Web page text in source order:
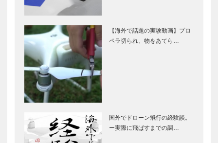
【海外で話題の実験動画】プロ
ペラ切られ、物をあてら…
国外でドローン飛行の経験談。
ー実際に飛ばすまでの調…